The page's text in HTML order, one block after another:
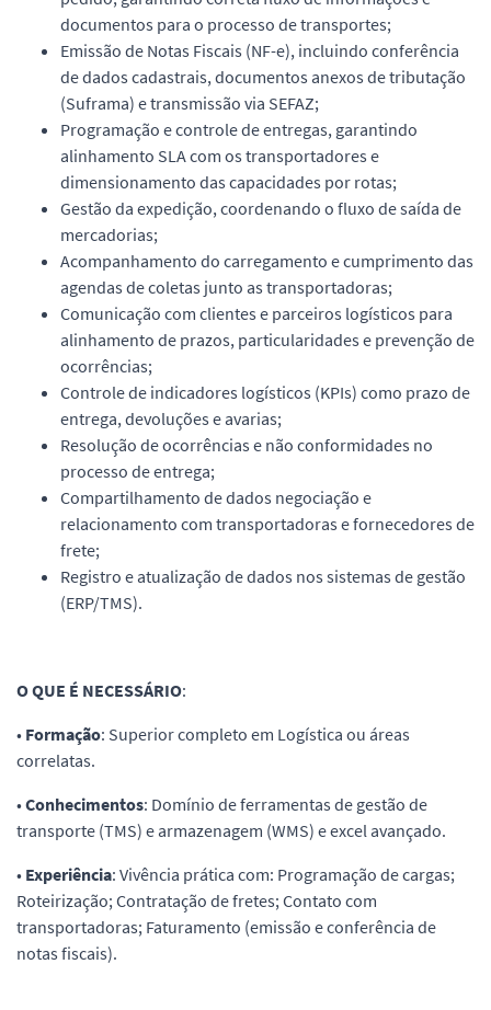
documentos para o processo de transportes;
Emissão de Notas Fiscais (NF-e), incluindo conferência
de dados cadastrais, documentos anexos de tributação
(Suframa) e transmissão via SEFAZ;
Programação e controle de entregas, garantindo
alinhamento SLA com os transportadores e
dimensionamento das capacidades por rotas;
Gestão da expedição, coordenando o fluxo de saída de
mercadorias;
Acompanhamento do carregamento e cumprimento das
agendas de coletas junto as transportadoras;
Comunicação com clientes e parceiros logísticos para
alinhamento de prazos, particularidades e prevenção de
ocorrências;
Controle de indicadores logísticos (KPIs) como prazo de
entrega, devoluções e avarias;
Resolução de ocorrências e não conformidades no
processo de entrega;
Compartilhamento de dados negociação e
relacionamento com transportadoras e fornecedores de
frete;
Registro e atualização de dados nos sistemas de gestão
(ERP/TMS).
O QUE É NECESSÁRIO:
• Formação: Superior completo em Logística ou áreas
correlatas.
•Conhecimentos: Domínio de ferramentas de gestão de
transporte (TMS) e armazenagem (WMS) e excel avançado.
• Experiência: Vivência prática com: Programação de cargas;
Roteirização; Contratação de fretes; Contato com
transportadoras; Faturamento (emissão e conferência de
notas fiscais).